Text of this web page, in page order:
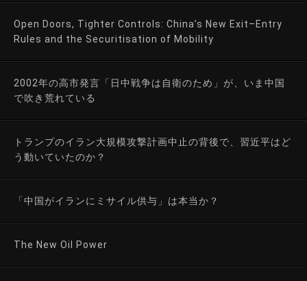
Open Doors, Tighter Controls: China’s New Exit–Entry
Rules and the Securitisation of Mobility
2002年の高市発言「日中戦争は自衛のため」が、いま中国
で吹き荒れている
トランプのイラン大規模攻撃計画中止の背後で、習近平はど
う動いていたのか？
「中国がイランにミサイル供与」は本当か？
The New Oil Power